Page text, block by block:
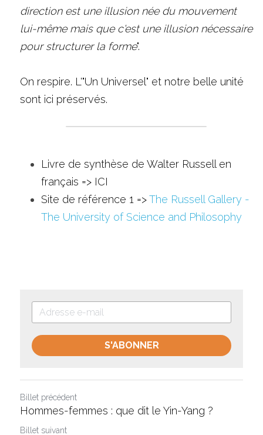
direction est une illusion née du mouvement
lui-même mais que c'est une illusion nécessaire
pour structurer la forme".
On respire. L'"Un Universel" et notre belle unité
sont ici préservés.
Livre de synthèse de Walter Russell en
français => ICI
Site de référence 1 =>The Russell Gallery -
The University of Science and Philosophy
S'ABONNER
Billet précédent
Hommes-femmes : que dit le Yin-Yang ?
Billet suivant